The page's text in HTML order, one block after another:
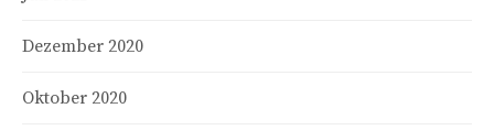
Dezember 2020
Oktober 2020